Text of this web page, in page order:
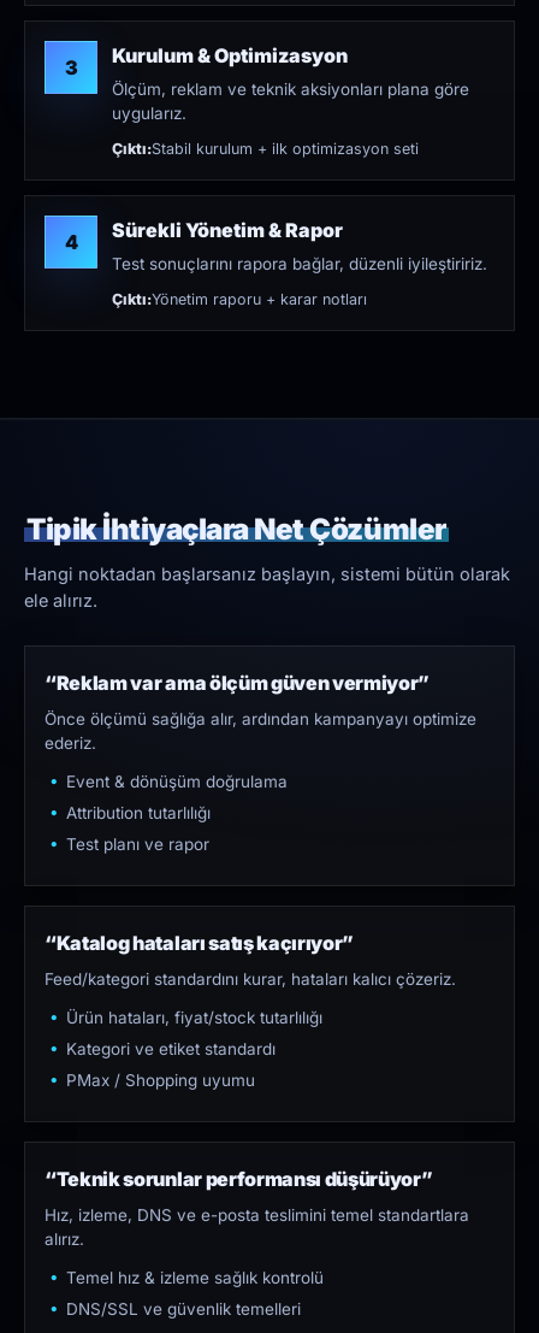
3 Kurulum & Optimizasyon
Ölçüm, reklam ve teknik aksiyonları plana göre
uygularız.
Çıktı:Stabil kurulum + ilk optimizasyon seti
4 Sürekli Yönetim & Rapor
Test sonuçlarını rapora bağlar, düzenli iyileştiririz.
Çıktı:Yönetim raporu + karar notları
Tipik İhtiyaçlara Net Çözümler
Hangi noktadan başlarsanız başlayın, sistemi bütün olarak
ele alırız.
“Reklam var ama ölçüm güven vermiyor”
Önce ölçümü sağlığa alır, ardından kampanyayı optimize
ederiz.
Event & dönüşüm doğrulama
Attribution tutarlılığı
Test planı ve rapor
“Katalog hataları satış kaçırıyor”
Feed/kategori standardını kurar, hataları kalıcı çözeriz.
Ürün hataları, fiyat/stock tutarlılığı
Kategori ve etiket standardı
PMax / Shopping uyumu
“Teknik sorunlar performansı düşürüyor”
Hız, izleme, DNS ve e-posta teslimini temel standartlara
alırız.
Temel hız & izleme sağlık kontrolü
DNS/SSL ve güvenlik temelleri